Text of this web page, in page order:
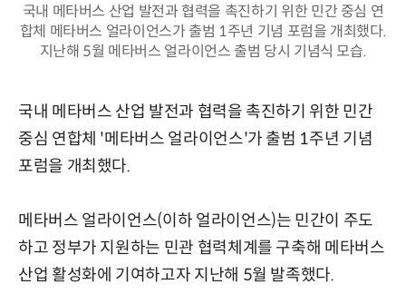
국내 메타버스 산업 발전과 협력을 촉진하기 위한 민간 중심 연
합체 메타버스 얼라이언스가 출범 1주년 기념 포럼을 개최했다.
지난해 5월 메타버스 얼라이언스 출범 당시 기념식 모습.
국내 메타버스 산업 발전과 협력을 촉진하기 위한 민간
중심 연합체 '메타버스 얼라이언스'가 출범 1주년 기념
포럼을 개최했다.
메타버스 얼라이언스(이하 얼라이언스)는 민간이 주도
하고 정부가 지원하는 민관 협력체계를 구축해 메타버스
산업 활성화에 기여하고자 지난해 5월 발족했다.